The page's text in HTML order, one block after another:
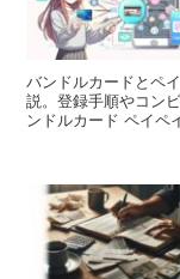
バンドルカードとペ
説。登録手順やコン
ンドルカード ペイペ